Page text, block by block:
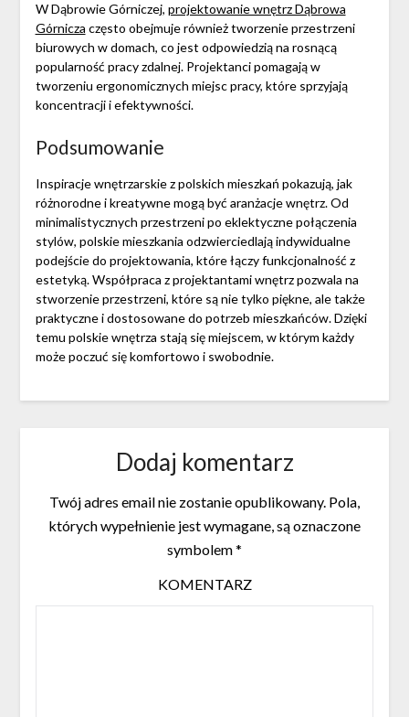
W Dąbrowie Górniczej, projektowanie wnętrz Dąbrowa
Górnicza często obejmuje również tworzenie przestrzeni
biurowych w domach, co jest odpowiedzią na rosnącą
popularność pracy zdalnej. Projektanci pomagają w
tworzeniu ergonomicznych miejsc pracy, które sprzyjają
koncentracji i efektywności.
Podsumowanie
Inspiracje wnętrzarskie z polskich mieszkań pokazują, jak
różnorodne i kreatywne mogą być aranżacje wnętrz. Od
minimalistycznych przestrzeni po eklektyczne połączenia
stylów, polskie mieszkania odzwierciedlają indywidualne
podejście do projektowania, które łączy funkcjonalność z
estetyką. Współpraca z projektantami wnętrz pozwala na
stworzenie przestrzeni, które są nie tylko piękne, ale także
praktyczne i dostosowane do potrzeb mieszkańców. Dzięki
temu polskie wnętrza stają się miejscem, w którym każdy
może poczuć się komfortowo i swobodnie.
Dodaj komentarz
Twój adres email nie zostanie opublikowany. Pola,
których wypełnienie jest wymagane, są oznaczone
symbolem*
KOMENTARZ